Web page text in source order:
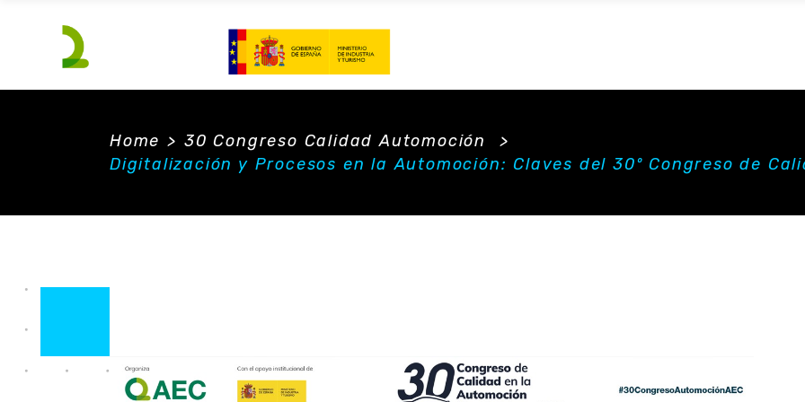
Home > 30 Congreso Calidad Automoción
>
Digitalización y Procesos en la Automoción: Claves del 30º Congreso de